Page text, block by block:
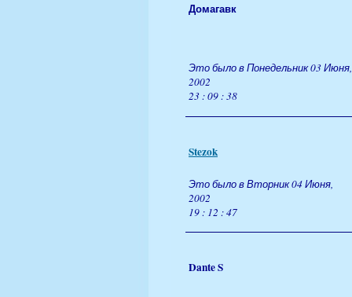
Домагавк
Это было в Понедельник 03 Июня,
2002
23 : 09 : 38
Stezok
Это было в Вторник 04 Июня,
2002
19 : 12 : 47
Dante S